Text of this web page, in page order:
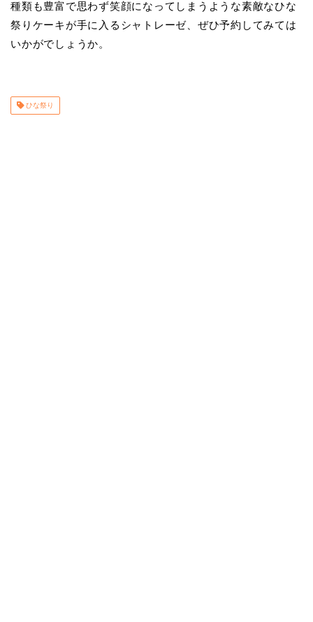
種類も豊富で思わず笑顔になってしまうような素敵なひな
祭りケーキが手に入るシャトレーゼ、ぜひ予約してみては
いかがでしょうか。
ひな祭り